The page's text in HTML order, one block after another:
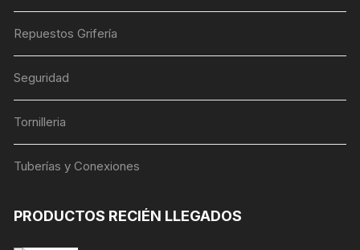
Repuestos Grifería
Seguridad
Tornilleria
Tuberías y Conexiones
PRODUCTOS RECIÉN LLEGADOS